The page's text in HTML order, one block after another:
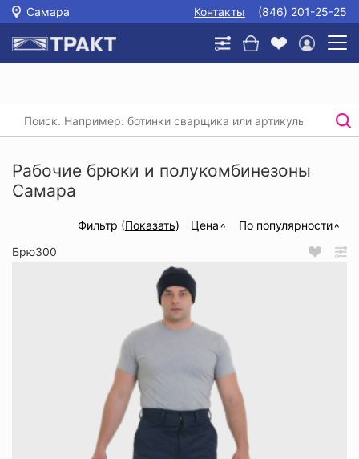
Самара Контакты (846) 201-25-25
Главная / /
Рабочие брюки и полукомбинезоны
Рабочие брюки и полукомбинезоны
Самара
Фильтр (Показать) Цена
По популярности
Брю300